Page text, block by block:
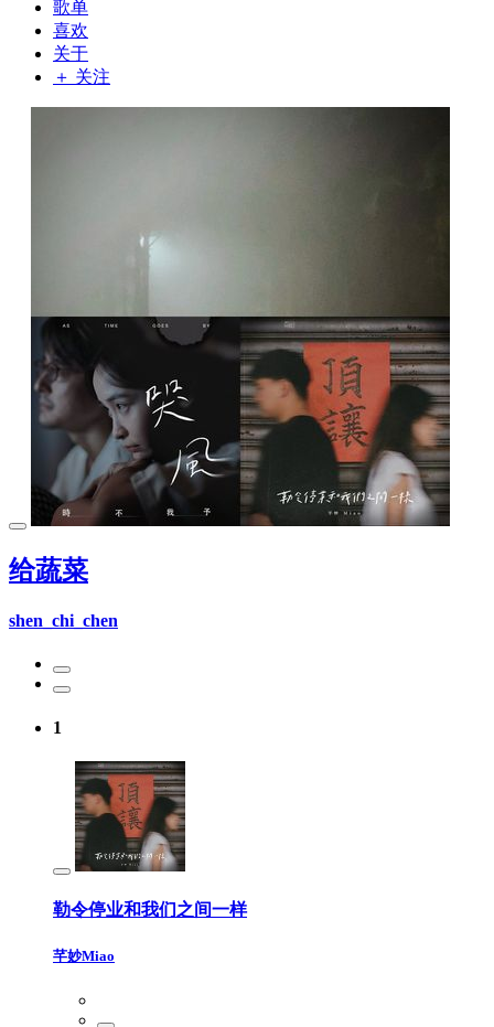
歌单
喜欢
关于
＋ 关注
给蔬菜
shen_chi_chen
1
勒令停业和我们之间一样
芊妙Miao